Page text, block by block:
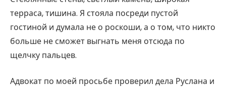
терраса, тишина. Я стояла посреди пустой
гостиной и думала не о роскоши, а о том, что никто
больше не сможет выгнать меня отсюда по
щелчку пальцев.
Адвокат по моей просьбе проверил дела Руслана и